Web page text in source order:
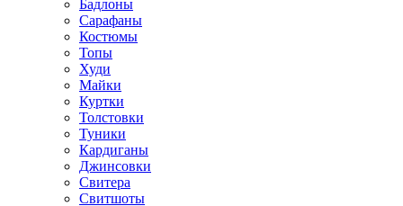
Бадлоны
Сарафаны
Костюмы
Топы
Худи
Майки
Куртки
Толстовки
Туники
Кардиганы
Джинсовки
Свитера
Свитшоты